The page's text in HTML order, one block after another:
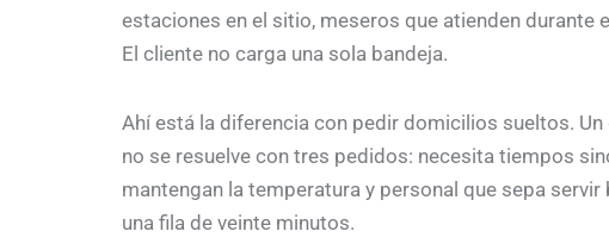
estaciones en el sitio, meseros que atienden durante
El cliente no carga una sola bandeja.
Ahí está la diferencia con pedir domicilios sueltos.
no se resuelve con tres pedidos: necesita tiempos
mantengan la temperatura y personal que sepa
una fila de veinte minutos.